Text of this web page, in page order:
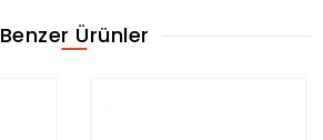
Benzer Ürünler